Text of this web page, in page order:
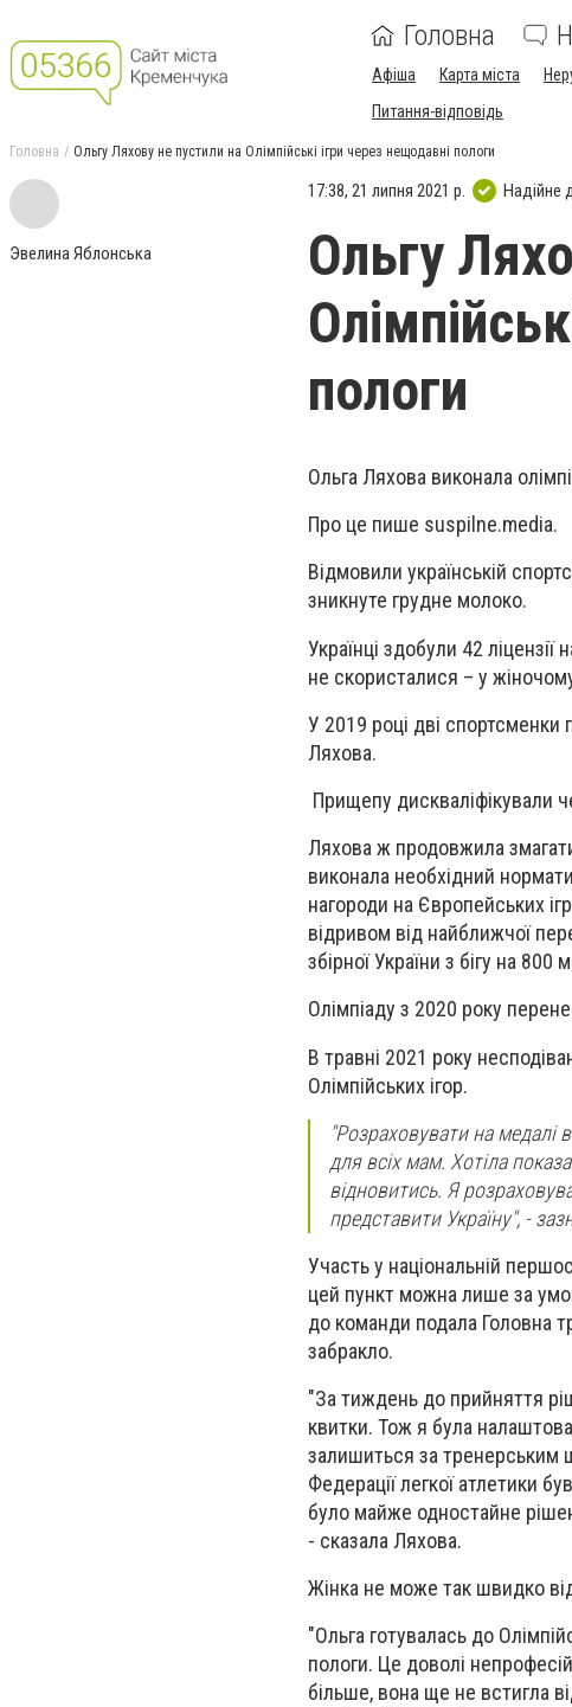
Головна
Афіша Карта міста
Питання-відповідь
Головна Ольгу Ляхову не пустили на Олімпійські ігри через нещодавні пологи
Эвелина Яблонська
17:38, 21 липня 2021 р. Надійне
Ольгу
пологи
Ольга Ляхова виконала
Про це пише suspilne.media.
Відмовили українській
зникнуте грудне молоко.
Українці здобули 42
не скористалися – у
У 2019 році дві спортсменки
Ляхова.
Прищепу дискваліфікували
Ляхова ж продовжила
виконала необхідний
нагороди на Європейських
відривом від найближчої
збірної України з бігу на 800
Олімпіаду з 2020 року
В травні 2021 року
Олімпійських ігор.
"Розраховувати на медалі
для всіх мам. Хотіла
відновитись. Я
представити Україну", -
Участь у національній
цей пункт можна лише за
до команди подала Головна
забракло.
"За тиждень до прийняття
квитки. Тож я була
залишиться за тренерським
Федерації легкої атлетики
було майже одностайне
- сказала Ляхова.
Жінка не може так швидко
"Ольга готувалась до
пологи. Це доволі
більше, вона ще не встигла